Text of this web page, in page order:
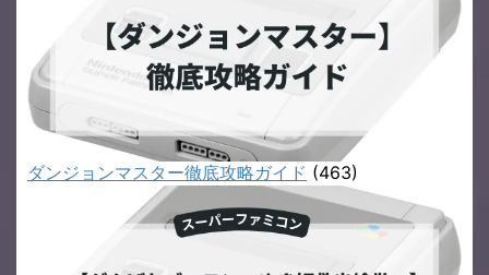
ダンジョンマスター徹底攻略ガイド (463)